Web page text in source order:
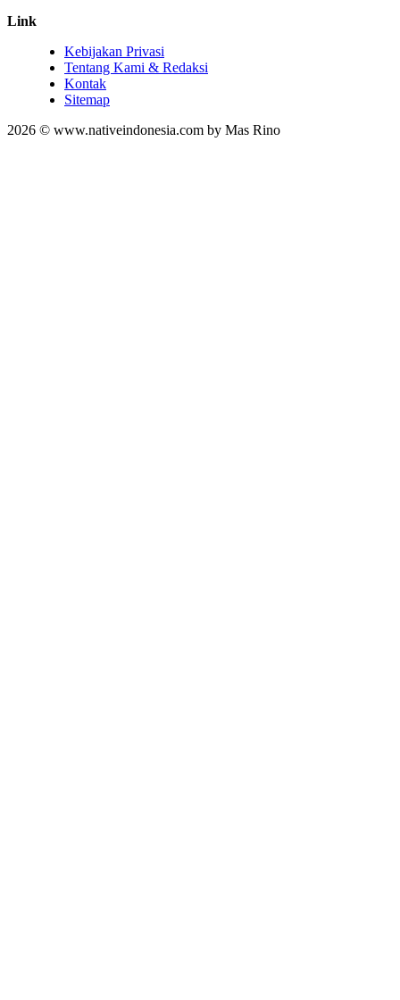
Link
Kebijakan Privasi
Tentang Kami & Redaksi
Kontak
Sitemap
2026 © www.nativeindonesia.com by Mas Rino